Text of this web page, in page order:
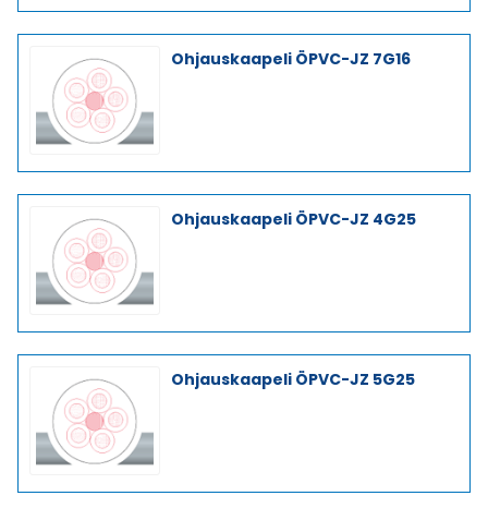
Ohjauskaapeli ÖPVC-JZ 7G16
Ohjauskaapeli ÖPVC-JZ 4G25
Ohjauskaapeli ÖPVC-JZ 5G25